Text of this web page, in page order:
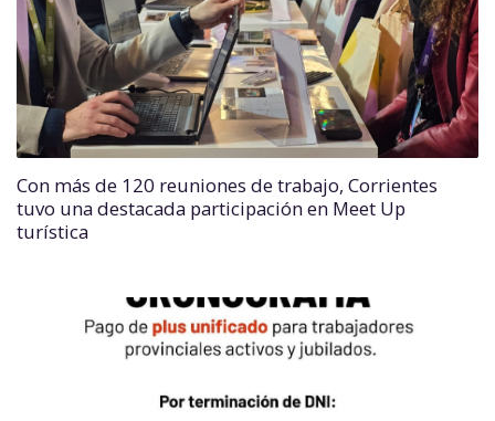
Con más de 120 reuniones de trabajo, Corrientes
tuvo una destacada participación en Meet Up
turística